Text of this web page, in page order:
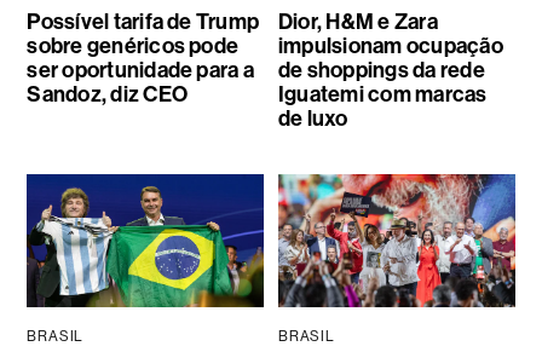
Possível tarifa de Trump
sobre genéricos pode
ser oportunidade para a
Sandoz, diz CEO
Dior, H&M e Zara
impulsionam ocupação
de shoppings da rede
Iguatemi com marcas
de luxo
BRASIL BRASIL